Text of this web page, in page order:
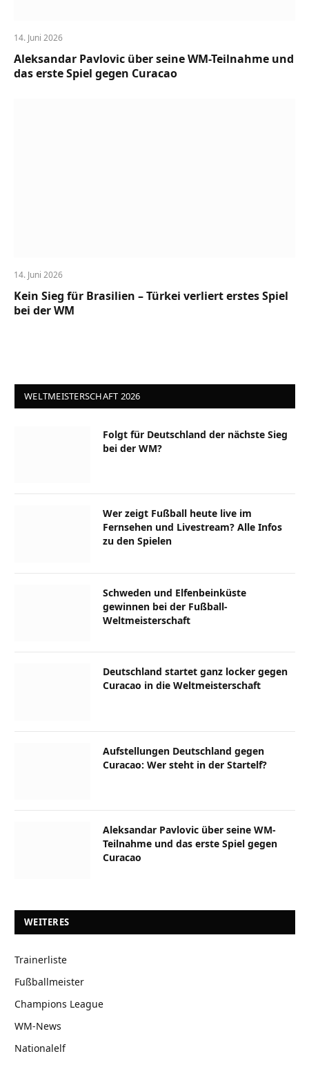
14. Juni 2026
Aleksandar Pavlovic über seine WM-Teilnahme und
das erste Spiel gegen Curacao
14. Juni 2026
Kein Sieg für Brasilien – Türkei verliert erstes Spiel
bei der WM
WELTMEISTERSCHAFT 2026
Folgt für Deutschland der nächste Sieg
bei der WM?
Wer zeigt Fußball heute live im
Fernsehen und Livestream? Alle Infos
zu den Spielen
Schweden und Elfenbeinküste
gewinnen bei der Fußball-
Weltmeisterschaft
Deutschland startet ganz locker gegen
Curacao in die Weltmeisterschaft
Aufstellungen Deutschland gegen
Curacao: Wer steht in der Startelf?
Aleksandar Pavlovic über seine WM-
Teilnahme und das erste Spiel gegen
Curacao
WEITERES
Trainerliste
Fußballmeister
Champions League
WM-News
Nationalelf